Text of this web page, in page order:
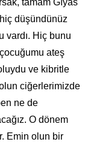
tamam Gıyas
düşündünüz
vardı. Hiç bunu
ateş
ve kibritle
ciğerlerimizde
ne de
O dönem
Emin olun bir